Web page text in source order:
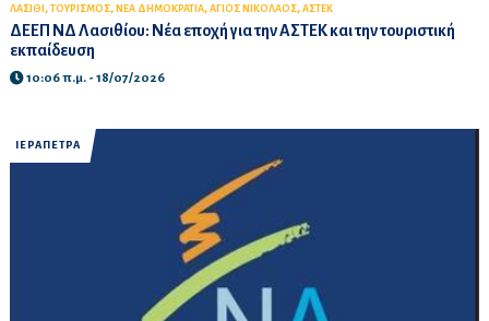
ΛΑΣΙΘΙ , ΤΟΥΡΙΣΜΟΣ, ΝΕΑ ΔΗΜΟΚΡΑΤΙΑ, ΑΓΙΟΣ ΝΙΚΟΛΑΟΣ, ΑΣΤΕΚ
ΔΕΕΠ ΝΔ Λασιθίου: Νέα εποχή για την ΑΣΤΕΚ και την τουριστική
εκπαίδευση
10:06 π.μ. - 18/07/2026
ΙΕΡΑΠΕΤΡΑ